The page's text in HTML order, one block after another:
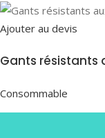
Ajouter au devis
Gants résistants
Consommable